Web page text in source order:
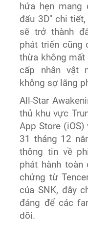
hứa hẹn mang
đấu 3D" chi
sẽ trở thành
phát triển cũng
thừa không
cấp nhân vật
không sợ lãng
All-Star
thủ khu vực
App Store
31 tháng 12
thông tin về
phát hành toàn
chứng từ
của SNK, đây
đáng để các
dõi.